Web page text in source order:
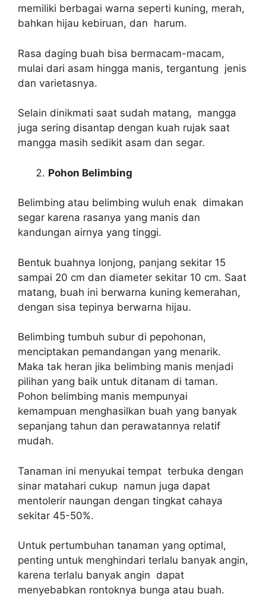
memiliki berbagai warna seperti kuning, merah,
bahkan hijau kebiruan, dan harum.
Rasa daging buah bisa bermacam-macam,
mulai dari asam hingga manis, tergantung jenis
dan varietasnya.
Selain dinikmati saat sudah matang, mangga
juga sering disantap dengan kuah rujak saat
mangga masih sedikit asam dan segar.
Pohon Belimbing
Belimbing atau belimbing wuluh enak dimakan
segar karena rasanya yang manis dan
kandungan airnya yang tinggi.
Bentuk buahnya lonjong, panjang sekitar 15
sampai 20 cm dan diameter sekitar 10 cm. Saat
matang, buah ini berwarna kuning kemerahan,
dengan sisa tepinya berwarna hijau.
Belimbing tumbuh subur di pepohonan,
menciptakan pemandangan yang menarik.
Maka tak heran jika belimbing manis menjadi
pilihan yang baik untuk ditanam di taman.
Pohon belimbing manis mempunyai
kemampuan menghasilkan buah yang banyak
sepanjang tahun dan perawatannya relatif
mudah.
Tanaman ini menyukai tempat terbuka dengan
sinar matahari cukup namun juga dapat
mentolerir naungan dengan tingkat cahaya
sekitar 45-50%.
Untuk pertumbuhan tanaman yang optimal,
penting untuk menghindari terlalu banyak angin,
karena terlalu banyak angin dapat
menyebabkan rontoknya bunga atau buah.